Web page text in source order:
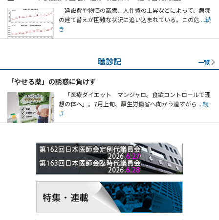
建設費や物価の高騰、人件費の上昇などによって、病院
の建て替えが困難な状況に追い込まれている。この危 ...続
き
聴診記 一覧
「やせる薬」の誘惑に負けず
「医療ダイエット マンジャロ。食欲コントロールで理
想の体へ」。7月上旬、厚生労働省へ向かう道すがら ...続
き